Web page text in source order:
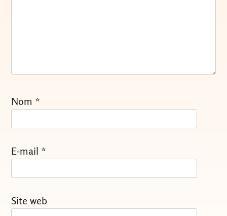
Nom *
E-mail *
Site web